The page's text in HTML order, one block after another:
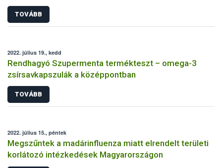
kampánya
TOVÁBB
2022. július 19., kedd
Rendhagyó Szupermenta termékteszt – omega-3
zsírsavkapszulák a középpontban
TOVÁBB
2022. július 15., péntek
Megszűntek a madárinfluenza miatt elrendelt területi
korlátozó intézkedések Magyarországon